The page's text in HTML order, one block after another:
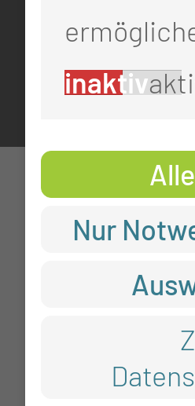
Datenschutz
Cookie-
inaktiv
Nur